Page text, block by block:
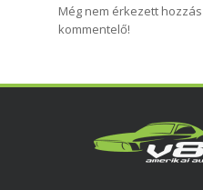
Még nem érkezett
kommentelő!